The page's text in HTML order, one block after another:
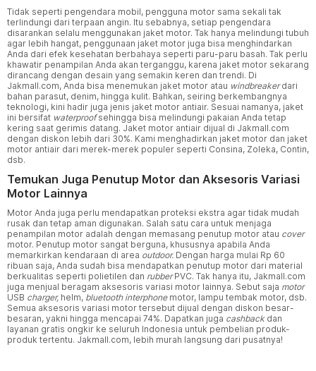
Tidak seperti pengendara mobil, pengguna motor sama sekali tak
terlindungi dari terpaan angin. Itu sebabnya, setiap pengendara
disarankan selalu menggunakan jaket motor. Tak hanya melindungi tubuh
agar lebih hangat, penggunaan jaket motor juga bisa menghindarkan
Anda dari efek kesehatan berbahaya seperti paru-paru basah. Tak perlu
khawatir penampilan Anda akan terganggu, karena jaket motor sekarang
dirancang dengan desain yang semakin keren dan trendi. Di
Jakmall.com, Anda bisa menemukan jaket motor atau windbreakerdari
bahan parasut, denim, hingga kulit. Bahkan, seiring berkembangnya
teknologi, kini hadir juga jenis jaket motor antiair. Sesuai namanya, jaket
ini bersifat waterproofsehingga bisa melindungi pakaian Anda tetap
kering saat gerimis datang. Jaket motor antiair dijual di Jakmall.com
dengan diskon lebih dari 30%. Kami menghadirkan jaket motor dan jaket
motor antiair dari merek-merek populer seperti Consina, Zoleka, Contin,
dsb.
Temukan Juga Penutup Motor dan Aksesoris Variasi
Motor Lainnya
Motor Anda juga perlu mendapatkan proteksi ekstra agar tidak mudah
rusak dan tetap aman digunakan. Salah satu cara untuk menjaga
penampilan motor adalah dengan memasang penutup motor atau cover
motor. Penutup motor sangat berguna, khususnya apabila Anda
memarkirkan kendaraan di area outdoor. Dengan harga mulai Rp 60
ribuan saja, Anda sudah bisa mendapatkan penutup motor dari material
berkualitas seperti polietilen dan rubberPVC. Tak hanya itu, Jakmall.com
juga menjual beragam aksesoris variasi motor lainnya. Sebut saja motor
USB charger, helm, bluetooth interphone motor, lampu tembak motor, dsb.
Semua aksesoris variasi motor tersebut dijual dengan diskon besar-
besaran, yakni hingga mencapai 74%. Dapatkan juga cashback dan
layanan gratis ongkir ke seluruh Indonesia untuk pembelian produk-
produk tertentu. Jakmall.com, lebih murah langsung dari pusatnya!